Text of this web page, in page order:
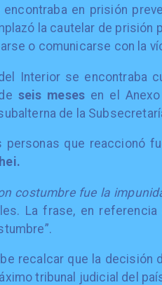
encontraba en prisión
la cautelar de
o comunicarse con la
Interior se encontraba
seis meses en el
de la
personas que reaccionó
costumbre fue la
La frase, en referencia
recalcar que la decisión
tribunal judicial del